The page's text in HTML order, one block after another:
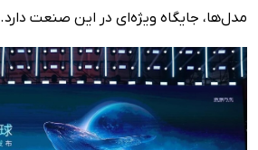
مدل‌ها، جایگاه ویژه‌ای در این صنعت دارد.